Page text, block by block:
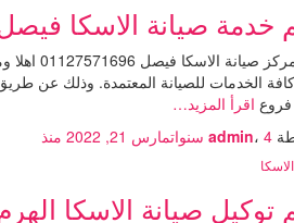
الاسكا فيصل 01225025360 ضمان صيانة الاسكا فيصل
رقم
الخدمات للصيانة المعتمدة. وذلك عن
اقرأ المزيد…
admin، 4 سنوات مارس 21, 2022 منذ
صيانة الاسكا الهرم 01225025360 خدمة صيانة الاسكا الهرم